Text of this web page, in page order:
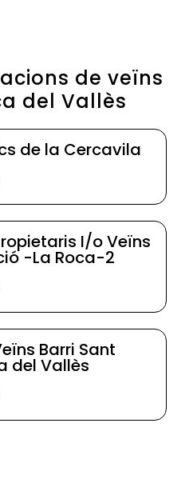
de veïns
del Vallès
de la Cercavila
I/o Veïns
-La Roca-2
Barri Sant
del Vallès